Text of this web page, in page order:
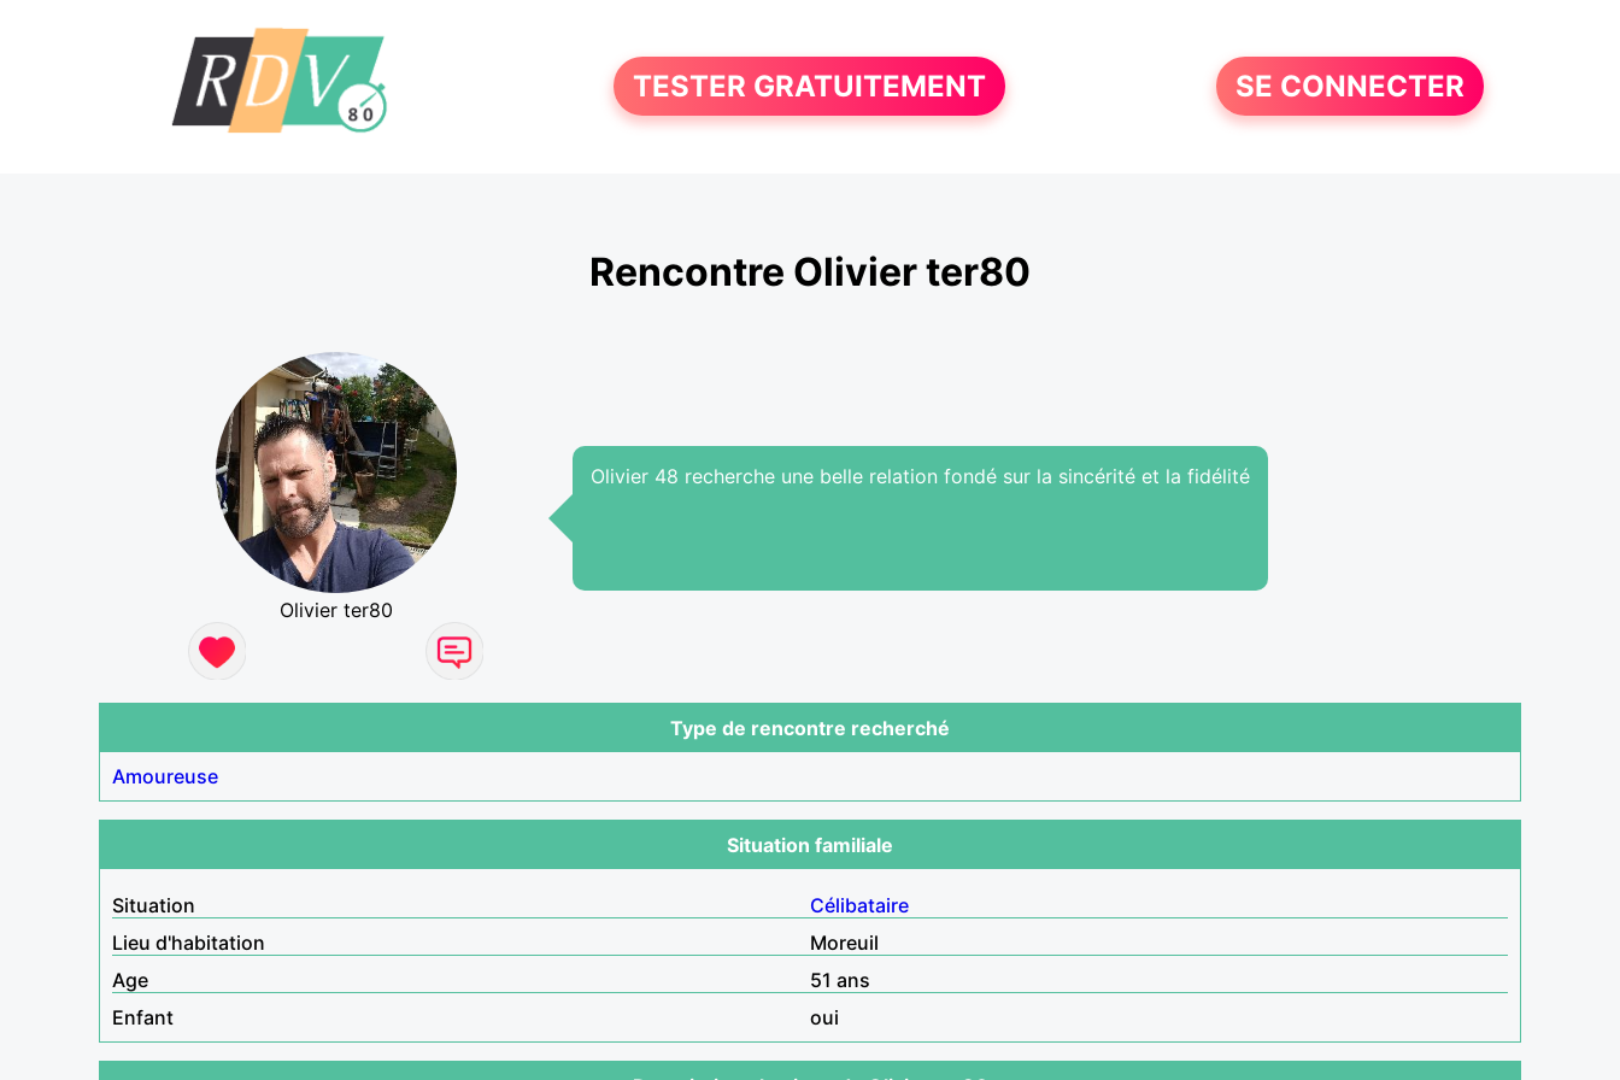
TESTER GRATUITEMENT SE CONNECTER
Rencontre Olivier ter80
Olivier ter80
Olivier 48 recherche une belle relation fondé sur la sincérité et la fidélité
Type de rencontre recherché
Amoureuse
Situation familiale
Situation
Célibataire
Lieu d'habitation
Moreuil
Age
51 ans
Enfant
oui